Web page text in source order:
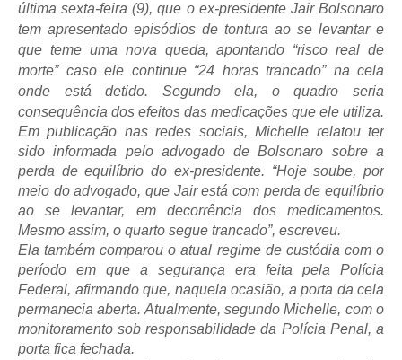
última sexta-feira (9), que o ex-presidente Jair Bolsonaro
tem apresentado episódios de tontura ao se levantar e
que teme uma nova queda, apontando “risco real de
morte” caso ele continue “24 horas trancado” na cela
onde está detido. Segundo ela, o quadro seria
consequência dos efeitos das medicações que ele utiliza.
Em publicação nas redes sociais, Michelle relatou ter
sido informada pelo advogado de Bolsonaro sobre a
perda de equilíbrio do ex-presidente. “Hoje soube, por
meio do advogado, que Jair está com perda de equilíbrio
ao se levantar, em decorrência dos medicamentos.
Mesmo assim, o quarto segue trancado”, escreveu.
Ela também comparou o atual regime de custódia com o
período em que a segurança era feita pela Polícia
Federal, afirmando que, naquela ocasião, a porta da cela
permanecia aberta. Atualmente, segundo Michelle, com o
monitoramento sob responsabilidade da Polícia Penal, a
porta fica fechada.